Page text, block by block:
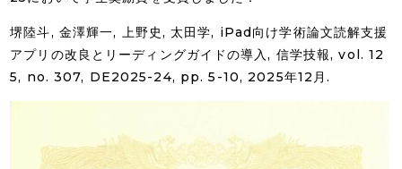
堺陸斗, 金澤輝一, 上野史, 太田学, iPad向け学術論文読解支援
アプリの改良とリーディングガイドの導入, 信学技報, vol. 12
5, no. 307, DE2025-24, pp. 5-10, 2025年12月.